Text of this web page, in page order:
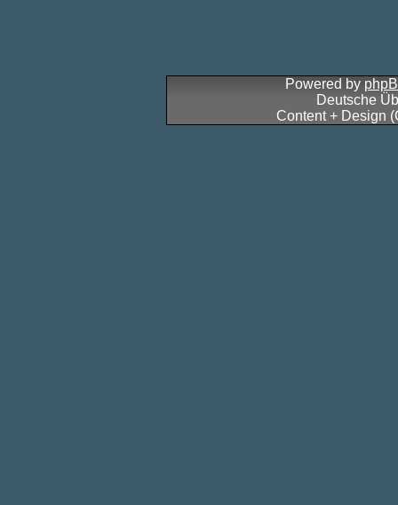
Powered by
Deutsche
Content + Design